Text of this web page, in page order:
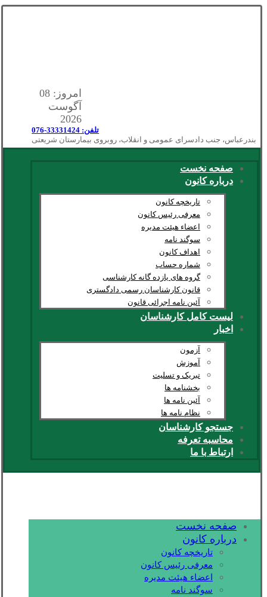
امروز: 08
آگوست
2026
تلفن: 33331424-076
بندرعباس، جنب دادسرای عمومی و انقلاب، روبروی بیمارستان شریعتی
صفحه نخست
درباره کانون
تاریخچه کانون
معرفی رئیس کانون
اعضاء هیئت مدیره
سوگند نامه
اهداف کانون
شماره حساب
گروه های یازده گانه کارشناسی
قانون کارشناسان رسمی دادگستری
آئین نامه اجرائی قانون
لیست کامل کارشناسان
اخبار
آزمون
آموزش
تبریک و تسلیت
بخشنامه ها
آئین نامه ها
نظام نامه ها
جستجو کارشناسان
محاسبه تعرفه
ارتباط با ما
صفحه نخست
درباره کانون
تاریخچه کانون
معرفی رئیس کانون
اعضاء هیئت مدیره
سوگند نامه